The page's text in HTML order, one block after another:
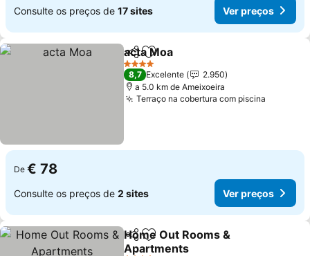
Consulte os preços de 17 sites Ver preços
PartilharAdicionar aos favoritos
acta Moa
4 Estrelas
8,7 Excelente
2.950
a 5.0 km de Ameixoeira
Terraço na cobertura com piscina
De € 78
Consulte os preços de 2 sites Ver preços
PartilharAdicionar aos favoritos
Home Out Rooms &
Apartments